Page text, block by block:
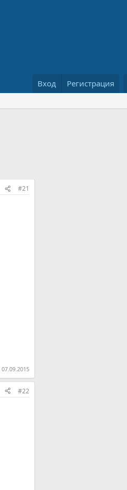
Вход Регистрация
#21
07.09.2015
#22